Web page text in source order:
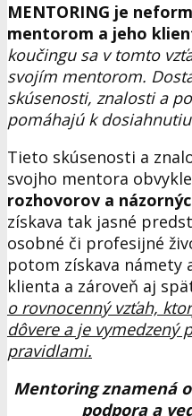
MENTORING je
mentorom a jeho
koučingu sa v tomto
svojím mentorom.
skúsenosti, znalosti a
pomáhajú k
Tieto skúsenosti a
svojho mentora obvykle
rozhovorov a
získava tak jasné
osobné či profesijné
potom získava námety
klienta a zároveň aj
o rovnocenný vzťah,
dôvere a je vymedzený
pravidlami.
Mentoring znamená
podpora a